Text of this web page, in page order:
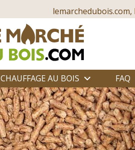
CHAUFFAGE AU BOIS FAQ